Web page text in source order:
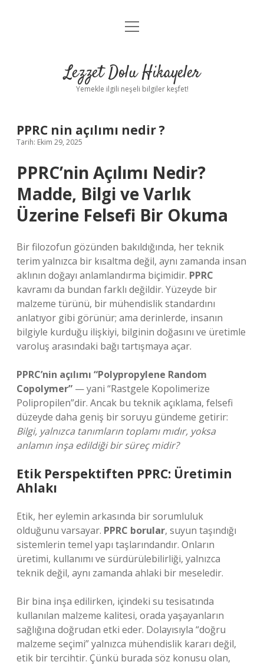
Anasayfa
Yasal Uyarı
menüyü
Lezzet Dolu Hikayeler
Yemekle ilgili neşeli bilgiler keşfet!
PPRC nin açılımı nedir ?
Tarih: Ekim 29, 2025
PPRC’nin Açılımı Nedir?
Madde, Bilgi ve Varlık
Üzerine Felsefi Bir Okuma
Bir filozofun gözünden bakıldığında, her teknik
terim yalnızca bir kısaltma değil, aynı zamanda insan
aklının doğayı anlamlandırma biçimidir. PPRC
kavramı da bundan farklı değildir. Yüzeyde bir
malzeme türünü, bir mühendislik standardını
anlatıyor gibi görünür; ama derinlerde, insanın
bilgiyle kurduğu ilişkiyi, bilginin doğasını ve üretimle
varoluş arasındaki bağı tartışmaya açar.
PPRC’nin açılımı “Polypropylene Random
Copolymer” — yani “Rastgele Kopolimerize
Polipropilen”dir. Ancak bu teknik açıklama, felsefi
düzeyde daha geniş bir soruyu gündeme getirir:
Bilgi, yalnızca tanımların toplamı mıdır, yoksa
anlamın inşa edildiği bir süreç midir?
Etik Perspektiften PPRC: Üretimin
Ahlakı
Etik, her eylemin arkasında bir sorumluluk
olduğunu varsayar. PPRC borular, suyun taşındığı
sistemlerin temel yapı taşlarındandır. Onların
üretimi, kullanımı ve sürdürülebilirliği, yalnızca
teknik değil, aynı zamanda ahlaki bir meseledir.
Bir bina inşa edilirken, içindeki su tesisatında
kullanılan malzeme kalitesi, orada yaşayanların
sağlığına doğrudan etki eder. Dolayısıyla “doğru
malzeme seçimi” yalnızca mühendislik kararı değil,
etik bir tercihtir. Çünkü burada söz konusu olan,